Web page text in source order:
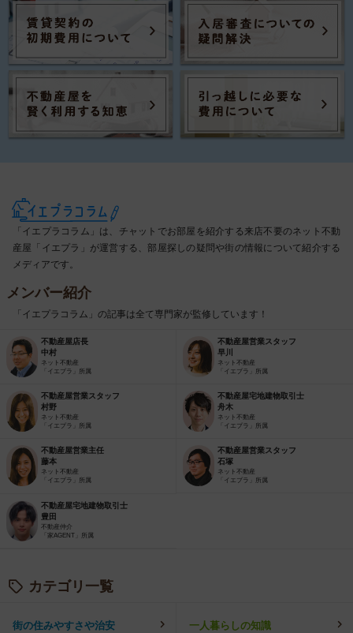
「イエプラコラム」は、チャットでお部屋を紹介する来店不要のネット不動
産屋「イエプラ」が運営する、部屋探しの疑問や街の情報について紹介する
メディアです。
メンバー紹介
「イエプラコラム」の記事は全て専門家が監修しています！
不動産屋店長
中村
ネット不動産
「イエプラ」所属
不動産屋営業スタッフ
早川
ネット不動産
「イエプラ」所属
不動産屋営業スタッフ
村野
ネット不動産
「イエプラ」所属
不動産屋宅地建物取引士
舟木
ネット不動産
「イエプラ」所属
不動産屋営業主任
藤本
ネット不動産
「イエプラ」所属
不動産屋営業スタッフ
石塚
ネット不動産
「イエプラ」所属
不動産屋宅地建物取引士
豊田
不動産仲介
「家AGENT」所属
カテゴリ一覧
街の住みやすさや治安 一人暮らしの知識